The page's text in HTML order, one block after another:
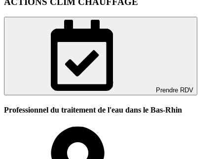
Prendre RDV
Professionnel du traitement de l'eau dans le Bas-Rhin